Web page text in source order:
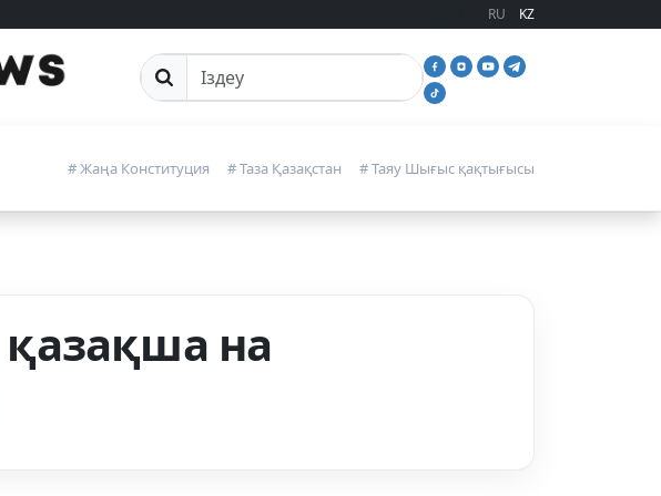
RU KZ
Сайттан іздеу
# Жаңа Конституция # Таза Қазақстан # Таяу Шығыс қақтығысы
на